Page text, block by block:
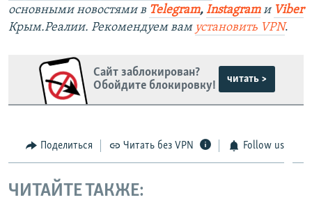
основными новостями в Telegram, Instagramи Viber
Крым.Реалии. Рекомендуем вам установить VPN.
Сайт заблокирован?
Обойдите блокировку!
читать >
Поделиться Читать без VPN Follow us
ЧИТАЙТЕ ТАКЖЕ: